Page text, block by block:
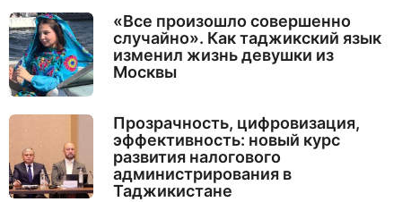
«Все произошло совершенно
случайно». Как таджикский язык
изменил жизнь девушки из
Москвы
Прозрачность, цифровизация,
эффективность: новый курс
развития налогового
администрирования в
Таджикистане